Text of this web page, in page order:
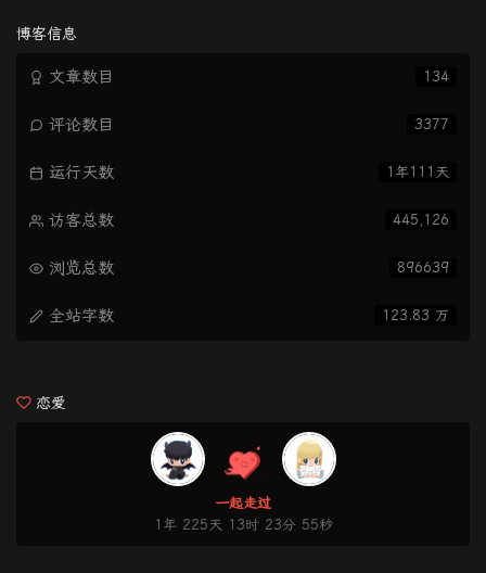
博客信息
134
文章数目
3377
评论数目
1年111天
运行天数
445,126
访客总数
896639
浏览总数
123.83 万
全站字数
恋爱
一起走过
1年 225天 13时 23分 55秒